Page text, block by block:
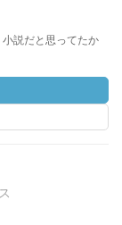
説だと思ってたか